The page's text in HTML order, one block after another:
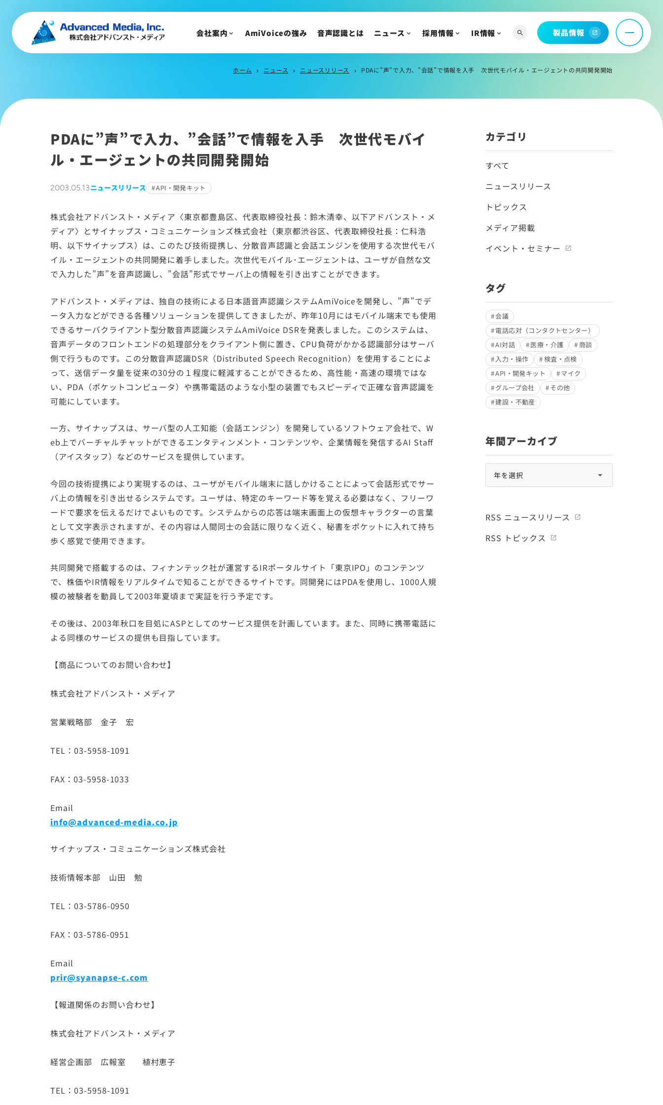
会社概要
トップメッセージ
会社沿革
トピックス
メディア掲載
イベント・セミナー
IRニュース
株主・投資家の皆様へ
IR資料/決算短信および関連資料
IRカレンダー
株価情報
会社案内 AmiVoiceの強み 音声認識とは ニュース 採用情報 IR情報 search 製品情報 open_in_new
ホーム chevron_right ニュース chevron_right ニュースリリース chevron_right PDAに”声”で入力、”会話”で情報を入手 次世代モバイル・エージェントの共同開発開始
PDAに”声”で入力、”会話”で情報を入手 次世代モバイ
ル・エージェントの共同開発開始
2003.05.13ニュースリリース API・開発キット
株式会社アドバンスト・メディア〈東京都豊島区、代表取締役社長：鈴木清幸、以下アドバンスト・メ
ディア〉とサイナップス・コミュニケーションズ株式会社（東京都渋谷区、代表取締役社長：仁科浩
明、以下サイナップス）は、このたび技術提携し、分散音声認識と会話エンジンを使用する次世代モバ
イル・エージェントの共同開発に着手しました。次世代モバイル･エージェントは、ユーザが自然な文
で入力した”声”を音声認識し、”会話”形式でサーバ上の情報を引き出すことができます。
アドバンスト・メディアは、独自の技術による日本語音声認識システムAmiVoiceを開発し、”声”でデ
ータ入力などができる各種ソリューションを提供してきましたが、昨年10月にはモバイル端末でも使用
できるサーバクライアント型分散音声認識システムAmiVoice DSRを発表しました。このシステムは、
音声データのフロントエンドの処理部分をクライアント側に置き、CPU負荷がかかる認識部分はサーバ
側で行うものです。この分散音声認識DSR（Distributed Speech Recognition）を使用することによ
って、送信データ量を従来の30分の１程度に軽減することができるため、高性能・高速の環境ではな
い、PDA（ポケットコンピュータ）や携帯電話のような小型の装置でもスピーディで正確な音声認識を
可能にしています。
一方、サイナップスは、サーバ型の人工知能（会話エンジン）を開発しているソフトウェア会社で、W
eb上でバーチャルチャットができるエンタティンメント・コンテンツや、企業情報を発信するAI Staff
（アイスタッフ）などのサービスを提供しています。
今回の技術提携により実現するのは、ユーザがモバイル端末に話しかけることによって会話形式でサー
バ上の情報を引き出せるシステムです。ユーザは、特定のキーワード等を覚える必要はなく、フリーワ
ードで要求を伝えるだけでよいものです。システムからの応答は端末画面上の仮想キャラクターの言葉
として文字表示されますが、その内容は人間同士の会話に限りなく近く、秘書をポケットに入れて持ち
歩く感覚で使用できます。
共同開発で搭載するのは、フィナンテック社が運営するIRポータルサイト「東京IPO」のコンテンツ
で、株価やIR情報をリアルタイムで知ることができるサイトです。同開発にはPDAを使用し、1000人規
模の被験者を動員して2003年夏頃まで実証を行う予定です。
その後は、2003年秋口を目処にASPとしてのサービス提供を計画しています。また、同時に携帯電話に
よる同様のサービスの提供も目指しています。
【商品についてのお問い合わせ】
株式会社アドバンスト・メディア
営業戦略部 金子 宏
TEL：03-5958-1091
FAX：03-5958-1033
Email
info@advanced-media.co.jp
サイナップス・コミュニケーションズ株式会社
技術情報本部 山田 勉
TEL：03-5786-0950
FAX：03-5786-0951
Email
prir@syanapse-c.com
【報道関係のお問い合わせ】
株式会社アドバンスト・メディア
経営企画部 広報室 植村恵子
TEL：03-5958-1091
カテゴリ
すべて
ニュースリリース
トピックス
メディア掲載
イベント・セミナー
タグ
会議
電話応対（コンタクトセンター）
AI対話
医療・介護
商談
入力・操作
検査・点検
API・開発キット
マイク
グループ会社
その他
建設・不動産
年間アーカイブ
RSS ニュースリリース
RSS トピックス